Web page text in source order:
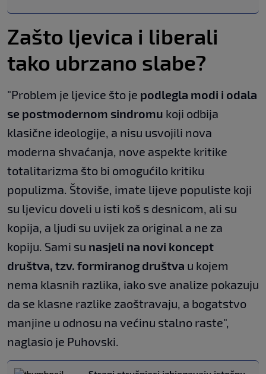
Zašto ljevica i liberali
tako ubrzano slabe?
"Problem je ljevice što je podlegla modi i odala
se postmodernom sindromu koji odbija
klasične ideologije, a nisu usvojili nova
moderna shvaćanja, nove aspekte kritike
totalitarizma što bi omogućilo kritiku
populizma. Štoviše, imate lijeve populiste koji
su ljevicu doveli u isti koš s desnicom, ali su
kopija, a ljudi su uvijek za original a ne za
kopiju. Sami su nasjeli na novi koncept
društva, tzv. formiranog društva u kojem
nema klasnih razlika, iako sve analize pokazuju
da se klasne razlike zaoštravaju, a bogatstvo
manjine u odnosu na većinu stalno raste",
naglasio je Puhovski.